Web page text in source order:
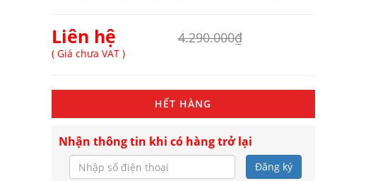
Liên hệ 4.290.000₫
( Giá chưa VAT )
HẾT HÀNG
Nhận thông tin khi có hàng trở lại
Đăng ký